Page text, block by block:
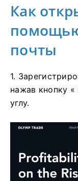
Как
почты
1.
нажав кнопку «
углу.